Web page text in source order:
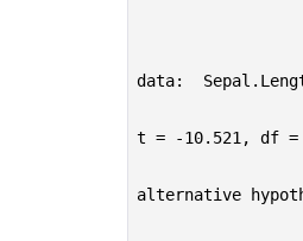
data:
t = -10.521, df =
alternative